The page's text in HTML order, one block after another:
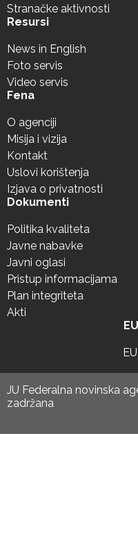
Stranačke aktivnosti
Resursi
News in English
Foto servis
Video servis
Fena
O agenciji
Misija i vizija
Kontakt
Uslovi korištenja
Izjava o privatnosti
Dokumenti
Politika kvaliteta
Javne nabavke
Javni oglasi
Pristup informacijama
Plan integriteta
Akti
JU Federalna novinska
zadržana